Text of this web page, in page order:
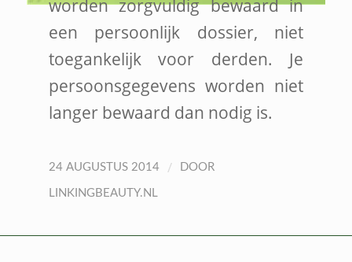
worden zorgvuldig bewaard in
een persoonlijk dossier, niet
toegankelijk voor derden. Je
persoonsgegevens worden niet
langer bewaard dan nodig is.
24 AUGUSTUS 2014 / DOOR
LINKINGBEAUTY.NL